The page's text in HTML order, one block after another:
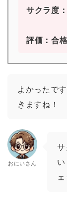
サクラ度
評価：合格
よかったで
きますね！
おにいさん
サ